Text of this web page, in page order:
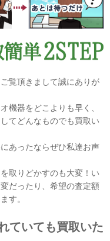
覧頂きまして誠にありが
機器をどこよりも早く、
てどんなものでも買取い
あったならぜひ私達お声
取りどかすのも大変！い
だったり、希望の査定額
す。
ていても買取いた